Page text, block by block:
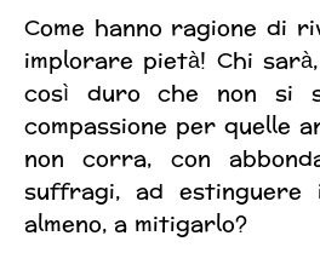
Come hanno ragione di
implorare pietà! Chi
così duro che non si
compassione per quelle
non corra, con
suffragi, ad
almeno, a mitigarlo?